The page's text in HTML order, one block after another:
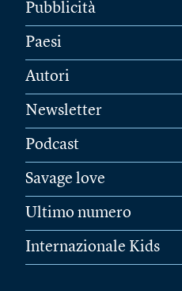
Pubblicità
Paesi
Autori
Newsletter
Podcast
Savage love
Ultimo numero
Internazionale Kids